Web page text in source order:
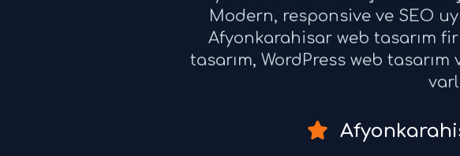
Modern, responsive ve SEO
Afyonkarahisar web tasarım
tasarım, WordPress web